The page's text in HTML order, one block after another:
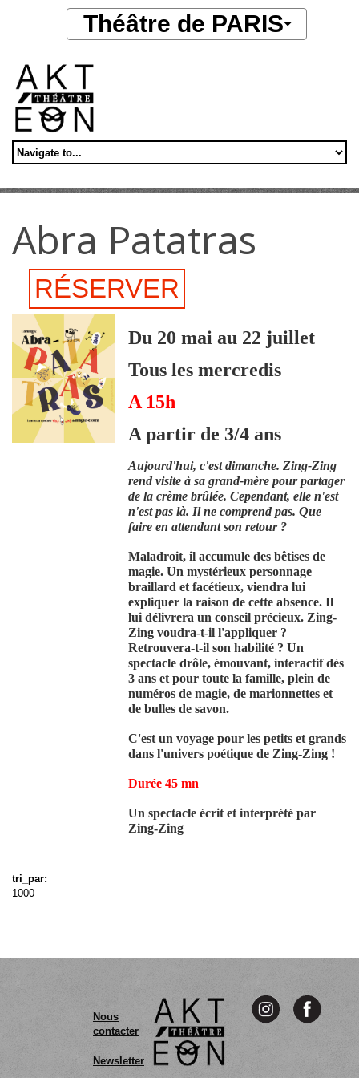
Aller au contenu principal
Théâtre de PARIS
Abra Patatras
RÉSERVER
Du 20 mai au 22 juillet
Tous les mercredis
A 15h
A partir de 3/4 ans
Aujourd'hui, c'est dimanche. Zing-Zing
rend visite à sa grand-mère pour partager
de la crème brûlée. Cependant, elle n'est
n'est pas là. Il ne comprend pas. Que
faire en attendant son retour ?
Maladroit, il accumule des bêtises de
magie. Un mystérieux personnage
braillard et facétieux, viendra lui
expliquer la raison de cette absence. Il
lui délivrera un conseil précieux. Zing-
Zing voudra-t-il l'appliquer ?
Retrouvera-t-il son habilité ? Un
spectacle drôle, émouvant, interactif dès
3 ans et pour toute la famille, plein de
numéros de magie, de marionnettes et
de bulles de savon.
C'est un voyage pour les petits et grands
dans l'univers poétique de Zing-Zing !
Durée 45 mn
Un spectacle écrit et interprété par
Zing-Zing
tri_par:
1000
Nous
contacter
Newsletter